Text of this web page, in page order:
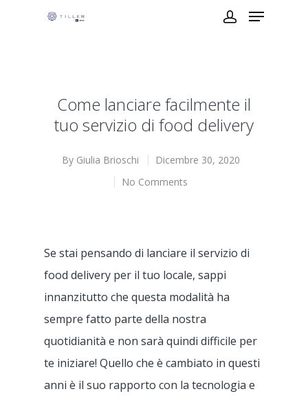
Come lanciare facilmente il
tuo servizio di food delivery
By Giulia Brioschi
Dicembre 30, 2020
No Comments
Se stai pensando di lanciare il servizio di
food delivery per il tuo locale, sappi
innanzitutto che questa modalità ha
sempre fatto parte della nostra
quotidianità e non sarà quindi difficile per
te iniziare! Quello che è cambiato in questi
anni è il suo rapporto con la tecnologia e